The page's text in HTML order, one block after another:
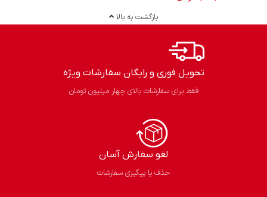
بازگشت به بالا
تحویل فوری و رایگان سفارشات ویژه
فقط برای سفارشات بالای چهار میلیون تومان
لغو سفارش آسان​
حذف یا پیگیری سفارشات